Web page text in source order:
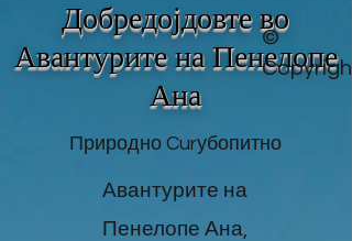
Добредојдовте во
Авантурите на Пенелопе
Ана
©
Copyright
Природно Curубопитно
Авантурите на
Пенелопе Ана,